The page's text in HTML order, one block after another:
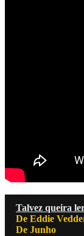
Talvez queira
De Eddie
De Junho